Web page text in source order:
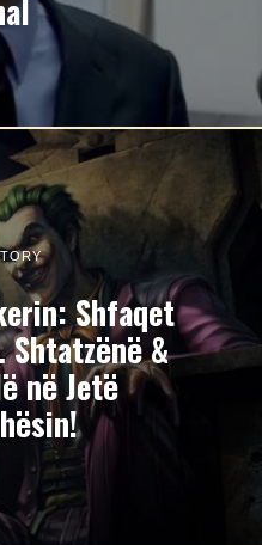
Shfaqet
&
në Jetë